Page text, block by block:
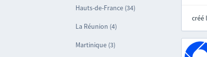
Hauts-de-France (34)
La Réunion (4)
Martinique (3)
créé